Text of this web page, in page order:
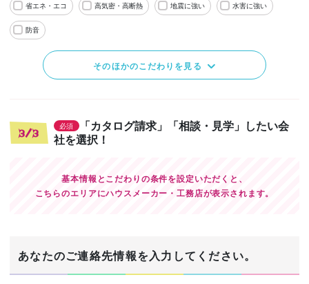
省エネ・エコ 高気密・高断熱 地震に強い 水害に強い
防音
そのほかのこだわりを見る
3/3
必須
「カタログ請求」「相談・見学」したい会
社を選択！
基本情報とこだわりの条件を設定いただくと、
こちらのエリアにハウスメーカー・工務店が表示されます。
あなたのご連絡先情報を入力してください。